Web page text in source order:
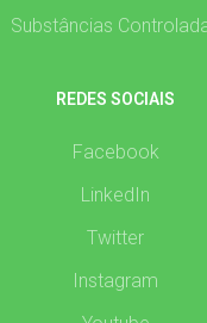
Substâncias
REDES SOCIAIS
Facebook
LinkedIn
Twitter
Instagram